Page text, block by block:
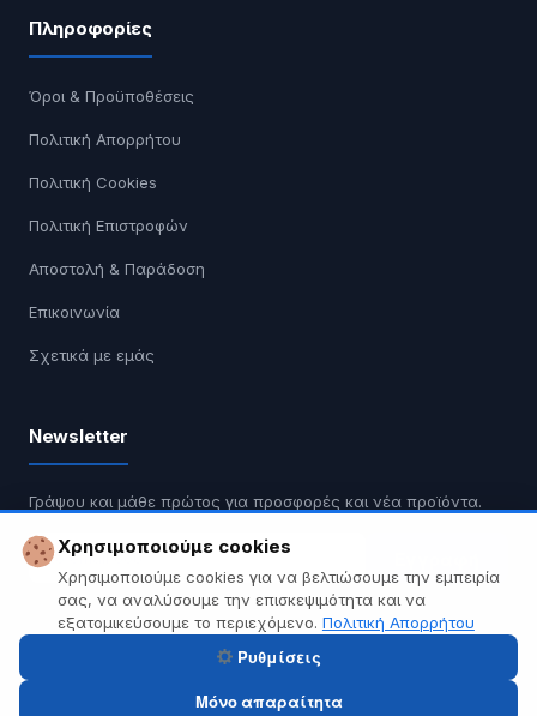
Πληροφορίες
Όροι & Προϋποθέσεις
Πολιτική Απορρήτου
Πολιτική Cookies
Πολιτική Επιστροφών
Αποστολή & Παράδοση
Επικοινωνία
Σχετικά με εμάς
Newsletter
Γράψου και μάθε πρώτος για προσφορές και νέα προϊόντα.
Δεν κάνουμε spam. Διαγραφή οποιαδήποτε στιγμή.
Χρησιμοποιούμε cookies
Χρησιμοποιούμε cookies για να βελτιώσουμε την εμπειρία
σας, να αναλύσουμε την επισκεψιμότητα και να
εξατομικεύσουμε το περιεχόμενο. Πολιτική Απορρήτου
Ρυθμίσεις
Μόνο απαραίτητα